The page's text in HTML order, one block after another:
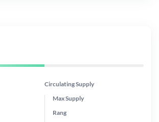
Circulating Supply
Max Supply
Rang